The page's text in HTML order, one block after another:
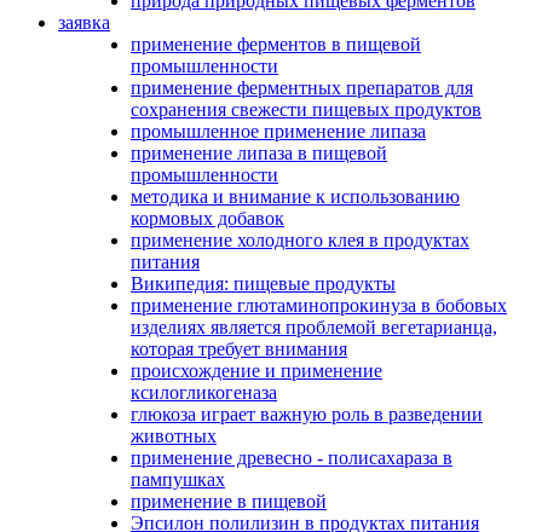
заявка
применение ферментов в пищевой
промышленности
применение ферментных препаратов для
сохранения свежести пищевых продуктов
промышленное применение липаза
применение липаза в пищевой
промышленности
методика и внимание к использованию
кормовых добавок
применение холодного клея в продуктах
питания
Википедия: пищевые продукты
применение глютаминопрокинуза в бобовых
изделиях является проблемой вегетарианца,
которая требует внимания
происхождение и применение
ксилогликогеназа
глюкоза играет важную роль в разведении
животных
применение древесно - полисахараза в
пампушках
применение в пищевой
Эпсилон полилизин в продуктах питания